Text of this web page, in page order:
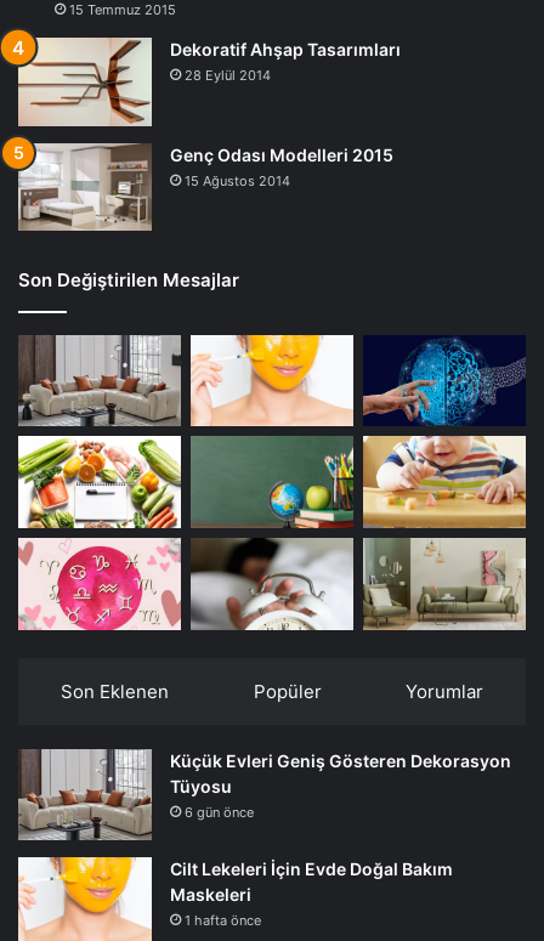
15 Temmuz 2015
Dekoratif Ahşap Tasarımları
28 Eylül 2014
Genç Odası Modelleri 2015
15 Ağustos 2014
Son Değiştirilen Mesajlar
Son Eklenen Popüler Yorumlar
Küçük Evleri Geniş Gösteren Dekorasyon
Tüyosu
6 gün önce
Cilt Lekeleri İçin Evde Doğal Bakım
Maskeleri
1 hafta önce